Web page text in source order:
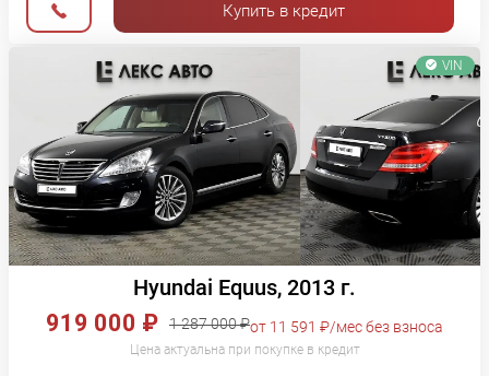
Купить в кредит
VIN
Hyundai Equus, 2013 г.
919 000 ₽ 1 287 000 ₽от 11 591 ₽/мес без взноса
Цена актуальна при покупке в кредит